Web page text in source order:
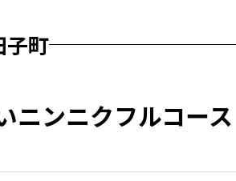
子町
ンニクフルコース